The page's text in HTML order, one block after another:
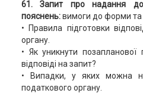
61. Запит про надання
пояснень:вимоги до форми та
• Правила підготовки
органу.
• Як уникнути позапланової
відповіді на запит?
• Випадки, у яких можна
податкового органу.